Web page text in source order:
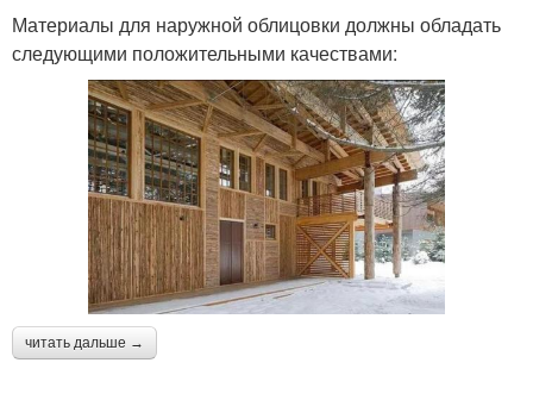
Материалы для наружной облицовки должны обладать
следующими положительными качествами:
читать дальше →